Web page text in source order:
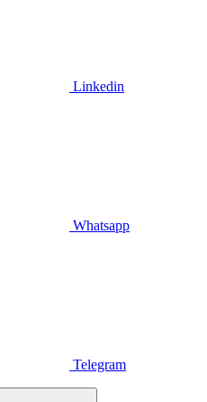
Linkedin
Whatsapp
Telegram